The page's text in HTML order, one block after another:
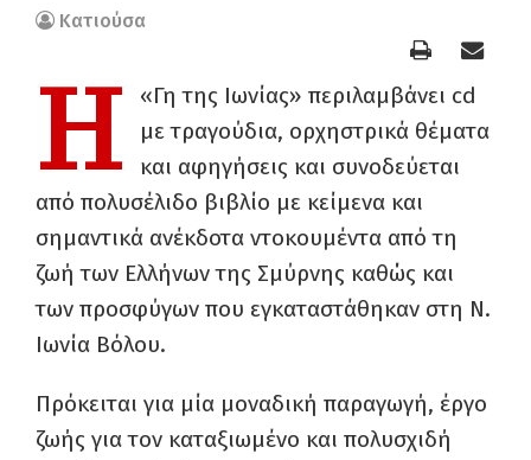
Κατιούσα
Η
«Γη της Ιωνίας» περιλαμβάνει cd
με τραγούδια, ορχηστρικά θέματα
και αφηγήσεις και συνοδεύεται
από πολυσέλιδο βιβλίο με κείμενα και
σημαντικά ανέκδοτα ντοκουμέντα από τη
ζωή των Ελλήνων της Σμύρνης καθώς και
των προσφύγων που εγκαταστάθηκαν στη Ν.
Ιωνία Βόλου.
Πρόκειται για μία μοναδική παραγωγή, έργο
ζωής για τον καταξιωμένο και πολυσχιδή